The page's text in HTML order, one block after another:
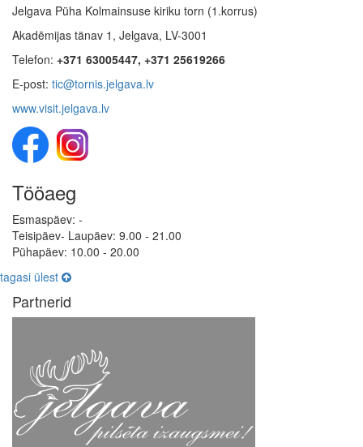
Jelgava Püha Kolmainsuse kiriku torn (1.korrus)
Akadēmijas tänav 1, Jelgava, LV-3001
Telefon: +371 63005447, +371 25619266
E-post: tic@tornis.jelgava.lv
www.visit.jelgava.lv
Tööaeg
Esmaspäev: -
Teisipäev- Laupäev: 9.00 - 21.00
Pühapäev: 10.00 - 20.00
tagasi ülest
Partnerid